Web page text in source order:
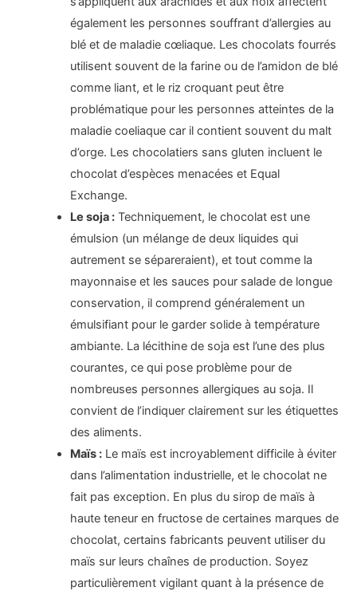
également les personnes souffrant d’allergies au
blé et de maladie cœliaque. Les chocolats fourrés
utilisent souvent de la farine ou de l’amidon de blé
comme liant, et le riz croquant peut être
problématique pour les personnes atteintes de la
maladie coeliaque car il contient souvent du malt
d’orge. Les chocolatiers sans gluten incluent le
chocolat d’espèces menacées et Equal
Exchange.
Le soja : Techniquement, le chocolat est une
émulsion (un mélange de deux liquides qui
autrement se sépareraient), et tout comme la
mayonnaise et les sauces pour salade de longue
conservation, il comprend généralement un
émulsifiant pour le garder solide à température
ambiante. La lécithine de soja est l’une des plus
courantes, ce qui pose problème pour de
nombreuses personnes allergiques au soja. Il
convient de l’indiquer clairement sur les étiquettes
des aliments.
Maïs : Le maïs est incroyablement difficile à éviter
dans l’alimentation industrielle, et le chocolat ne
fait pas exception. En plus du sirop de maïs à
haute teneur en fructose de certaines marques de
chocolat, certains fabricants peuvent utiliser du
maïs sur leurs chaînes de production. Soyez
particulièrement vigilant quant à la présence de